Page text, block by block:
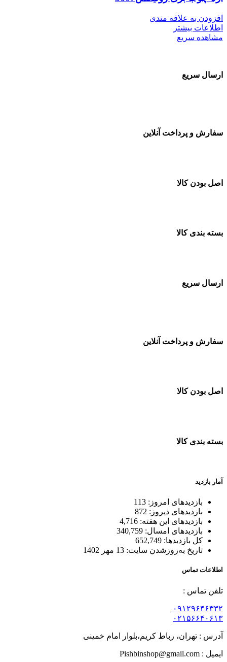
افزودن به علاقه مندی
اطلاعات بیشتر
مشاهده سریع
ارسال سریع
سفارش و پرداخت آنلاین
اصل بودن کالا
بسته بندی کالا
ارسال سریع
سفارش و پرداخت آنلاین
اصل بودن کالا
بسته بندی کالا
آمار بازدید
بازدیدهای امروز: 113
بازدیدهای دیروز: 872
بازدیدهای این هفته: 4,716
بازدیدهای امسال: 340,759
کل بازدیدها: 652,749
تاریخ به‌روزشدن سایت: 13 مهر 1402
اطلاعات تماس
تلفن تماس :
۰۹۱۲۹۶۴۶۳۳۲
۰۲۱۵۶۶۴۰۶۱۳
آدرس : تهران، رباط کریم،بلوار امام خمینی
ایمیل : Pishbinshop@gmail.com